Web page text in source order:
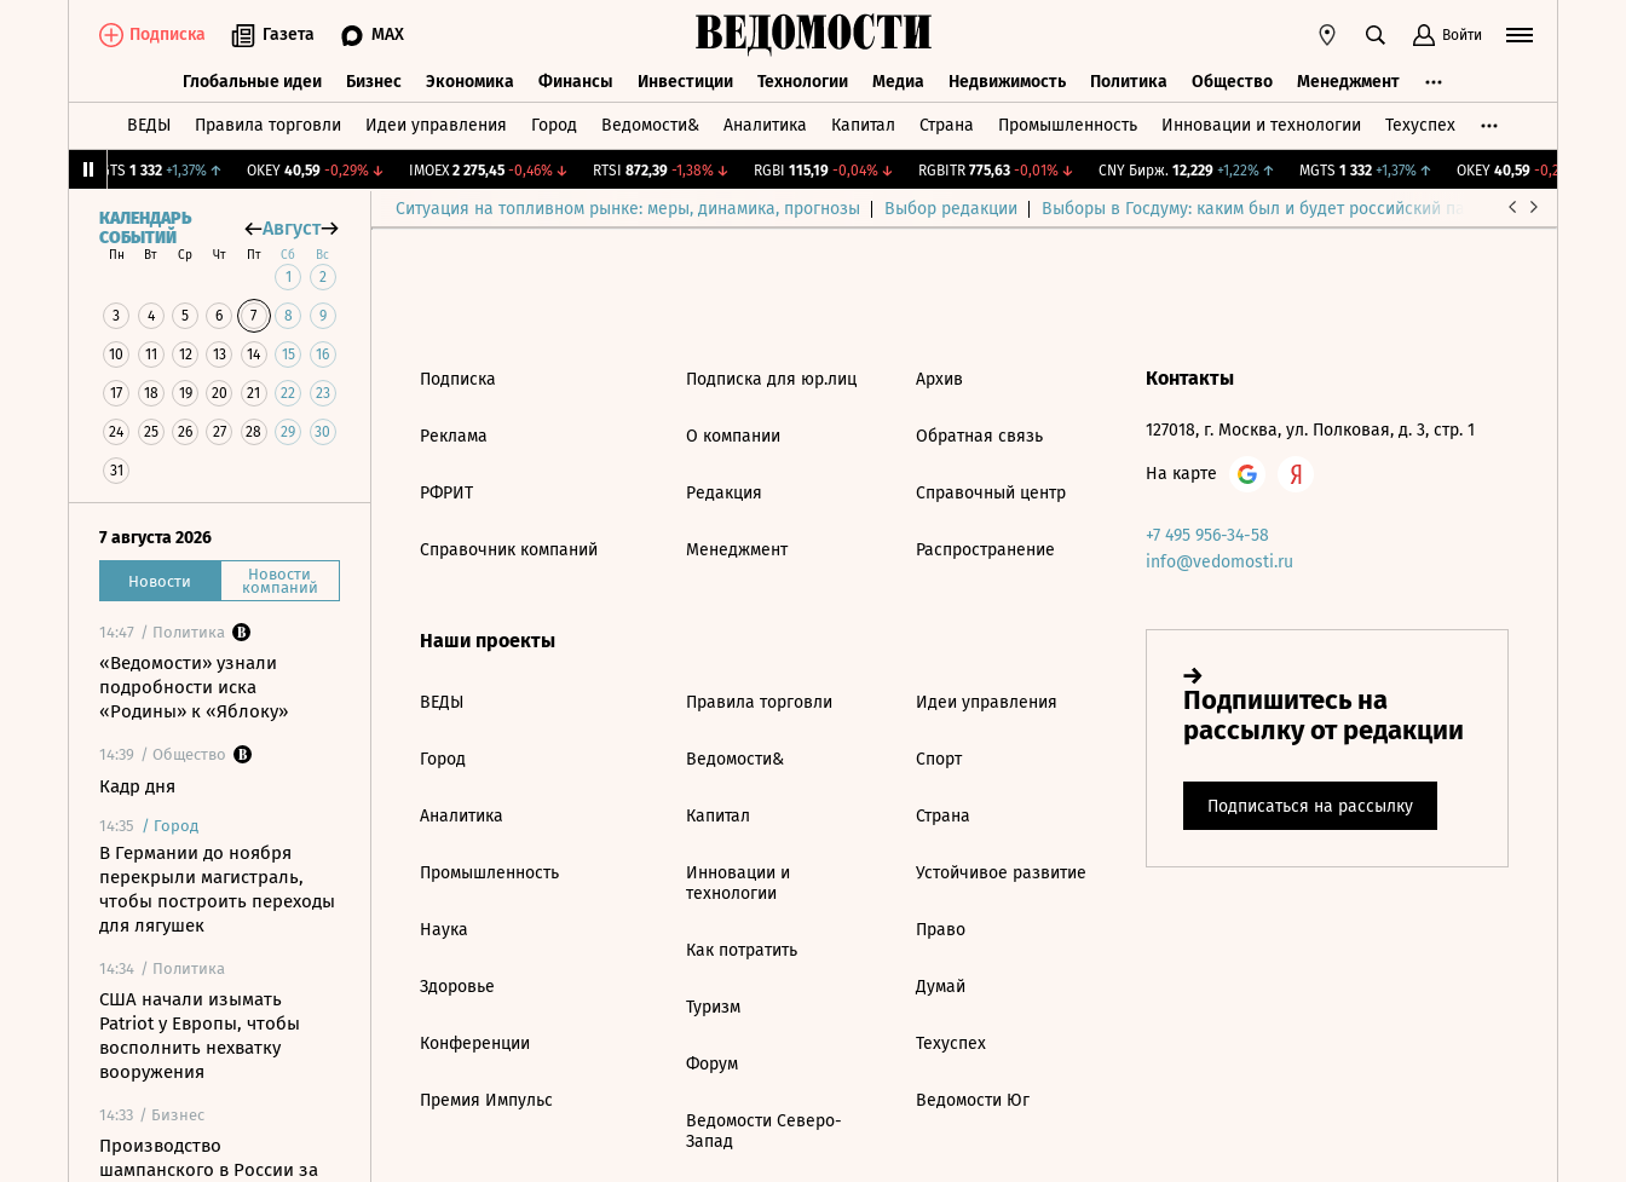
Подписка Газета MAX Войти
Глобальные идеи Бизнес Экономика Финансы Инвестиции Технологии Медиа Недвижимость Политика Общество Менеджмент
ВЕДЫ Правила торговли Идеи управления Город Ведомости& Аналитика Капитал Страна Промышленность Инновации и технологии Техуспех
MGTS 1 332 +1,37%↑ OKEY 40,59 -0,29%↓ IMOEX 2 275,45 -0,46%↓ RTSI 872,39 -1,38%↓ RGBI 115,19 -0,04%↓ RGBITR 775,63 -0,01%↓ CNY Бирж. 12,229 +1,22%↑ MGTS 1 332 +1,37%↑ OKEY 40,59 -0,29%
Ситуация на топливном рынке: меры, динамика, прогнозы Выбор редакции Выборы в Госдуму: каким был и будет российский парламент
КАЛЕНДАРЬ
СОБЫТИЙ
Август
Пн Вт Ср Чт Пт Сб Вс
1 2
3 4 5 6 7 8 9
10 11 12 13 14 15 16
17 18 19 20 21 22 23
24 25 26 27 28 29 30
31
7 августа 2026
Новости Новости
компаний
14:47 / Политика
«Ведомости» узнали
подробности иска
«Родины» к «Яблоку»
14:39 / Общество
Кадр дня
14:35 / Город
В Германии до ноября
перекрыли магистраль,
чтобы построить переходы
для лягушек
14:34 / Политика
США начали изымать
Patriot у Европы, чтобы
восполнить нехватку
вооружения
14:33 / Бизнес
Производство
шампанского в России за
Подписка
Реклама
РФРИТ
Справочник компаний
Подписка для юр.лиц
О компании
Редакция
Менеджмент
Архив
Обратная связь
Справочный центр
Распространение
Наши проекты
ВЕДЫ
Город
Аналитика
Промышленность
Наука
Здоровье
Конференции
Премия Импульс
Правила торговли
Ведомости&
Капитал
Инновации и
технологии
Как потратить
Туризм
Форум
Ведомости Северо-
Запад
Идеи управления
Спорт
Страна
Устойчивое развитие
Право
Думай
Техуспех
Ведомости Юг
Контакты
127018, г. Москва, ул. Полковая, д. 3, стр. 1
На карте
+7 495 956-34-58
info@vedomosti.ru